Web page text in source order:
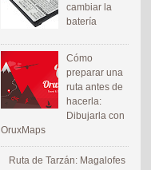
cambiar la
batería
Cómo
preparar una
ruta antes de
hacerla:
Dibujarla con
OruxMaps
Ruta de Tarzán: Magalofes